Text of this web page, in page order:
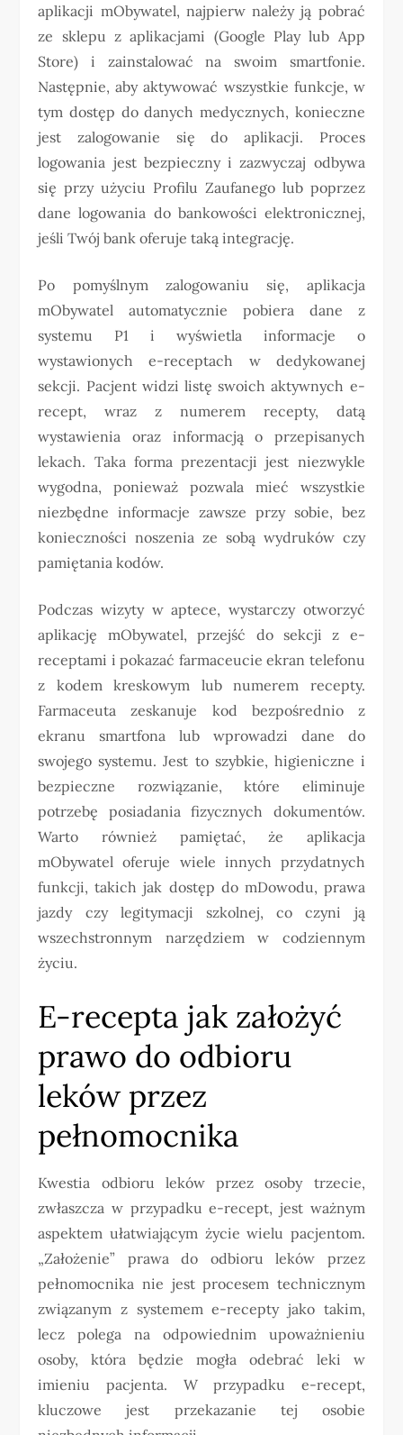
aplikacji mObywatel, najpierw należy ją pobrać
ze sklepu z aplikacjami (Google Play lub App
Store) i zainstalować na swoim smartfonie.
Następnie, aby aktywować wszystkie funkcje, w
tym dostęp do danych medycznych, konieczne
jest zalogowanie się do aplikacji. Proces
logowania jest bezpieczny i zazwyczaj odbywa
się przy użyciu Profilu Zaufanego lub poprzez
dane logowania do bankowości elektronicznej,
jeśli Twój bank oferuje taką integrację.
Po pomyślnym zalogowaniu się, aplikacja
mObywatel automatycznie pobiera dane z
systemu P1 i wyświetla informacje o
wystawionych e-receptach w dedykowanej
sekcji. Pacjent widzi listę swoich aktywnych e-
recept, wraz z numerem recepty, datą
wystawienia oraz informacją o przepisanych
lekach. Taka forma prezentacji jest niezwykle
wygodna, ponieważ pozwala mieć wszystkie
niezbędne informacje zawsze przy sobie, bez
konieczności noszenia ze sobą wydruków czy
pamiętania kodów.
Podczas wizyty w aptece, wystarczy otworzyć
aplikację mObywatel, przejść do sekcji z e-
receptami i pokazać farmaceucie ekran telefonu
z kodem kreskowym lub numerem recepty.
Farmaceuta zeskanuje kod bezpośrednio z
ekranu smartfona lub wprowadzi dane do
swojego systemu. Jest to szybkie, higieniczne i
bezpieczne rozwiązanie, które eliminuje
potrzebę posiadania fizycznych dokumentów.
Warto również pamiętać, że aplikacja
mObywatel oferuje wiele innych przydatnych
funkcji, takich jak dostęp do mDowodu, prawa
jazdy czy legitymacji szkolnej, co czyni ją
wszechstronnym narzędziem w codziennym
życiu.
E-recepta jak założyć
prawo do odbioru
leków przez
pełnomocnika
Kwestia odbioru leków przez osoby trzecie,
zwłaszcza w przypadku e-recept, jest ważnym
aspektem ułatwiającym życie wielu pacjentom.
„Założenie” prawa do odbioru leków przez
pełnomocnika nie jest procesem technicznym
związanym z systemem e-recepty jako takim,
lecz polega na odpowiednim upoważnieniu
osoby, która będzie mogła odebrać leki w
imieniu pacjenta. W przypadku e-recept,
kluczowe jest przekazanie tej osobie